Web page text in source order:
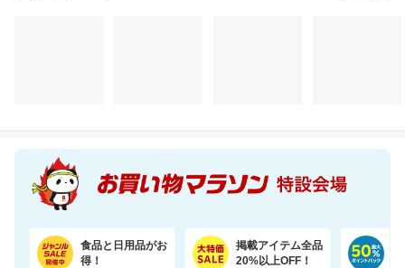
食品と日用品がお
得！
掲載アイテム全品
20%以上OFF！